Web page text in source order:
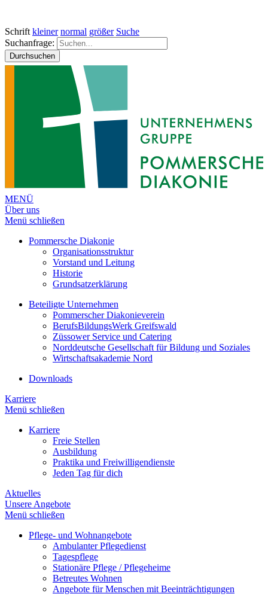
Schrift kleiner normal größer Suche
Suchanfrage:
Durchsuchen
MENÜ
Über uns
Menü schließen
Pommersche Diakonie
Organisationsstruktur
Vorstand und Leitung
Historie
Grundsatzerklärung
Beteiligte Unternehmen
Pommerscher Diakonieverein
BerufsBildungsWerk Greifswald
Züssower Service und Catering
Norddeutsche Gesellschaft für Bildung und Soziales
Wirtschaftsakademie Nord
Downloads
Karriere
Menü schließen
Karriere
Freie Stellen
Ausbildung
Praktika und Freiwilligendienste
Jeden Tag für dich
Aktuelles
Unsere Angebote
Menü schließen
Pflege- und Wohnangebote
Ambulanter Pflegedienst
Tagespflege
Stationäre Pflege / Pflegeheime
Betreutes Wohnen
Angebote für Menschen mit Beeinträchtigungen